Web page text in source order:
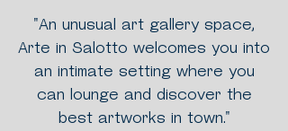
"An unusual art gallery space,
Arte in Salotto welcomes you into
an intimate setting where you
can lounge and discover the
best artworks in town."